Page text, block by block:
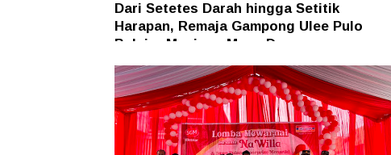
Dari Setetes Darah hingga Setitik
Harapan, Remaja Gampong Ulee Pulo
Belajar Menjaga Masa Depan